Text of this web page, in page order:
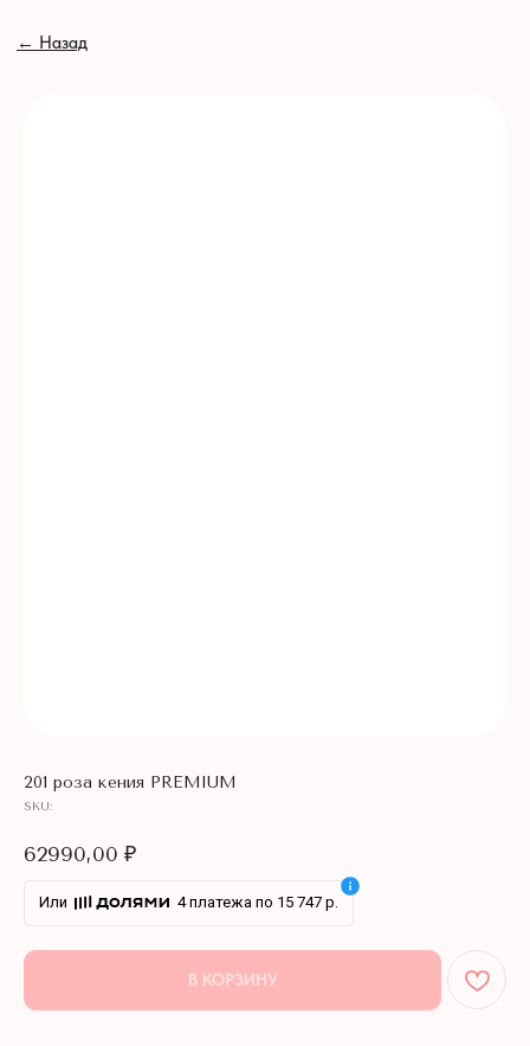
201 роза кения PREMIUM
SKU:
62990,00 ₽
Или 4 платежа по 15 747 р.
В КОРЗИНУ